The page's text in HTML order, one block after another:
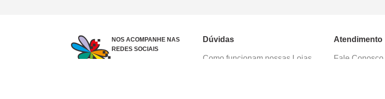
NOS ACOMPANHE NAS
REDES SOCIAIS
Dúvidas
Como funcionam nossas Lojas
Atendimento
Fale Conosco